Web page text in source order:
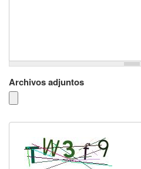
Archivos adjuntos